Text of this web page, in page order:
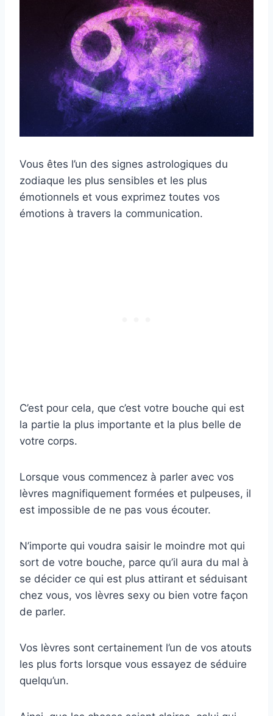
Vous êtes l’un des signes astrologiques du
zodiaque les plus sensibles et les plus
émotionnels et vous exprimez toutes vos
émotions à travers la communication.
C’est pour cela, que c’est votre bouche qui est
la partie la plus importante et la plus belle de
votre corps.
Lorsque vous commencez à parler avec vos
lèvres magnifiquement formées et pulpeuses, il
est impossible de ne pas vous écouter.
N’importe qui voudra saisir le moindre mot qui
sort de votre bouche, parce qu’il aura du mal à
se décider ce qui est plus attirant et séduisant
chez vous, vos lèvres sexy ou bien votre façon
de parler.
Vos lèvres sont certainement l’un de vos atouts
les plus forts lorsque vous essayez de séduire
quelqu’un.